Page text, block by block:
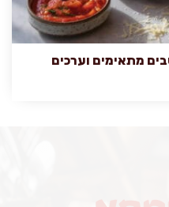
מתאימים וערכים